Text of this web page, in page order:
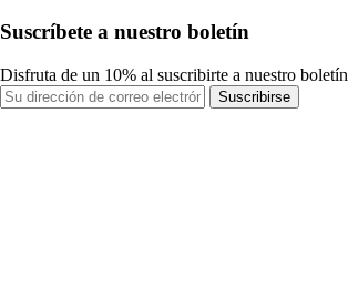
Suscríbete a nuestro boletín
Disfruta de un 10% al suscribirte a nuestro boletín
Suscribirse